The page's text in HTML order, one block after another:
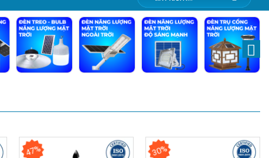
47% 30%